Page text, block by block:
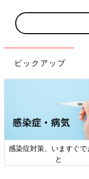
ピックアップ
感染症対策、いますぐで
と